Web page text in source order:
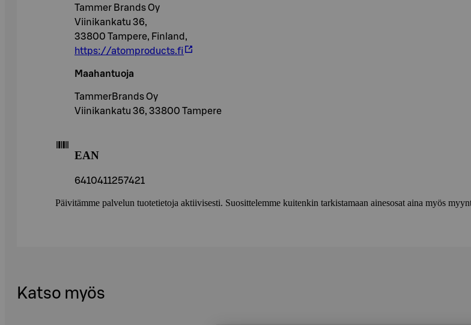
Tammer Brands Oy
Viinikankatu 36,
33800 Tampere, Finland,
https://atomproducts.fi
Maahantuoja
TammerBrands Oy
Viinikankatu 36, 33800 Tampere
EAN
6410411257421
Päivitämme palvelun tuotetietoja aktiivisesti. Suosittelemme kuitenkin tarkistamaan ainesosat aina myös
Katso myös